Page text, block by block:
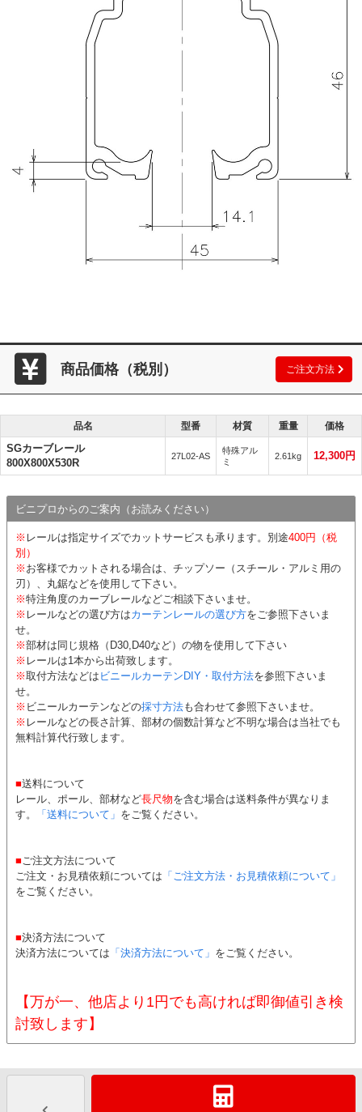
商品価格（税別） ご注文方法
品名 型番 材質 重量 価格
SGカーブレール
800X800X530R
27L02-AS
特殊アル
ミ
2.61kg 12,300円
ビニプロからのご案内（お読みください）
※ レールは指定サイズでカットサービスも承ります。別途400円（税
別）
※ お客様でカットされる場合は、チップソー（スチール・アルミ用の
刃）、丸鋸などを使用して下さい。
※特注角度のカーブレールなどご相談下さいませ。
※ レールなどの選び方はカーテンレールの選び方をご参照下さいま
せ。
※部材は同じ規格（D30,D40など）の物を使用して下さい
※ レールは1本から出荷致します。
※取付方法などは ビニールカーテンDIY・取付方法を参照下さいま
せ。
※ ビニールカーテンなどの採寸方法も合わせて参照下さいませ。
※ レールなどの長さ計算、部材の個数計算など不明な場合は当社でも
無料計算代行致します。
■送料について
レール、ポール、部材など長尺物を含む場合は送料条件が異なりま
す。
「送料について」 をご覧ください。
■ご注文方法について
ご注文・お見積依頼については 「ご注文方法・お見積依頼について」
をご覧ください。
■決済方法について
決済方法については 「決済方法について」 をご覧ください。
【万が一、他店より1円でも高ければ即御値引き検
討致します】